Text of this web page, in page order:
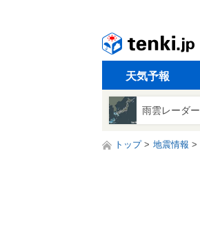
天気予報
雨雲レーダー
トップ 地震情報